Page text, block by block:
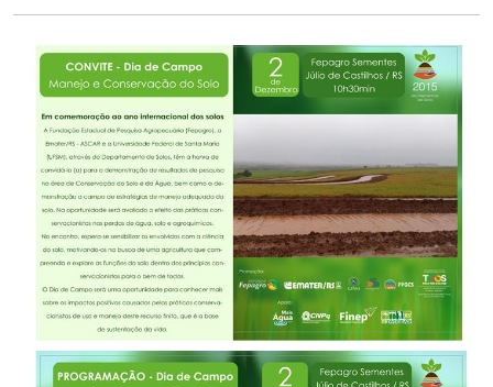
Ministério da Cidadania
Ministério de Minas e Energia
Ministério da Ciência, Tecnologia, Inovações e Comunicações
Ministério do Meio Ambiente
Ministério do Turismo